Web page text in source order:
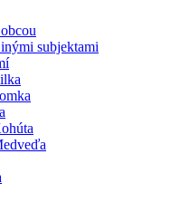
subjektami